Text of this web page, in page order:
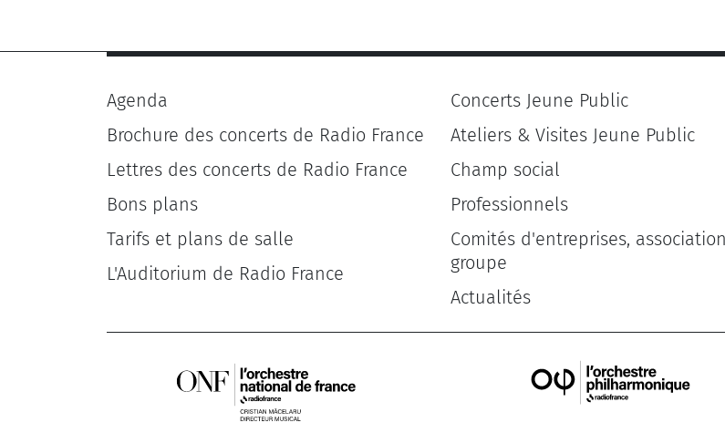
Agenda
Brochure des concerts de Radio France
Lettres des concerts de Radio France
Bons plans
Tarifs et plans de salle
L'Auditorium de Radio France
Concerts Jeune Public
Ateliers & Visites Jeune Public
Champ social
Professionnels
Comités d'entreprises,
groupe
Actualités